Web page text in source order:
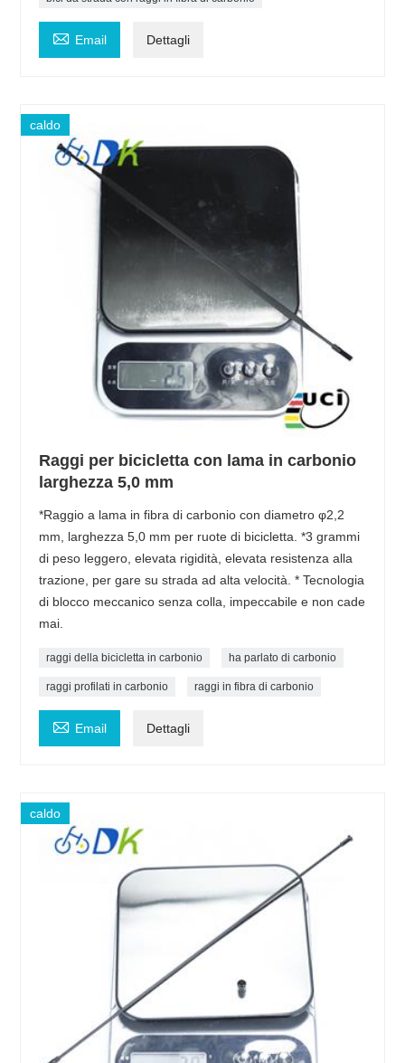
 Email Dettagli
caldo
Raggi per bicicletta con lama in carbonio
larghezza 5,0 mm
*Raggio a lama in fibra di carbonio con diametro φ2,2
mm, larghezza 5,0 mm per ruote di bicicletta. *3 grammi
di peso leggero, elevata rigidità, elevata resistenza alla
trazione, per gare su strada ad alta velocità. * Tecnologia
di blocco meccanico senza colla, impeccabile e non cade
mai.
raggi della bicicletta in carbonio ha parlato di carbonio
raggi profilati in carbonio raggi in fibra di carbonio
 Email Dettagli
caldo